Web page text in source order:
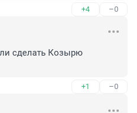
+4 –0
сделать Козырю
+1 –0